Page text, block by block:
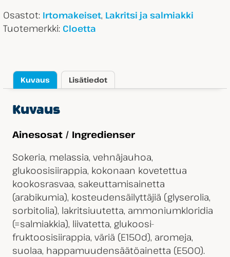
Osastot: Irtomakeiset, Lakritsi ja salmiakki
Tuotemerkki: Cloetta
Kuvaus Lisätiedot
Kuvaus
Ainesosat / Ingredienser
Sokeria, melassia, vehnäjauhoa,
glukoosisiirappia, kokonaan kovetettua
kookosrasvaa, sakeuttamisainetta
(arabikumia), kosteudensäilyttäjiä (glyserolia,
sorbitolia), lakritsiuutetta, ammoniumkloridia
(=salmiakkia), liivatetta, glukoosi-
fruktoosisiirappia, väriä (E150d), aromeja,
suolaa, happamuudensäätöainetta (E500).